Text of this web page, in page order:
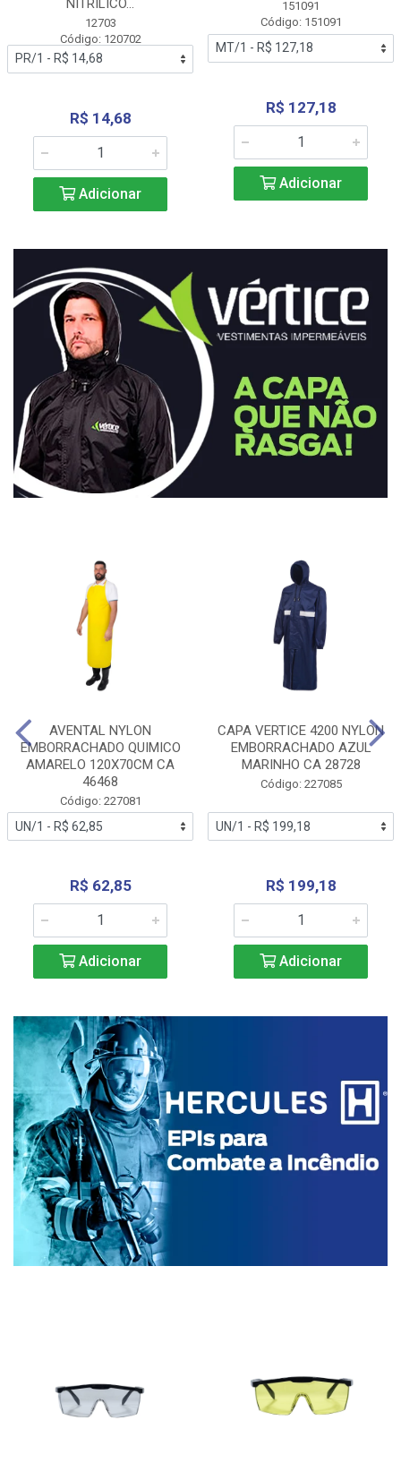
NITRÍLICO...
12703
Código: 120702
R$ 14,68
Adicionar
151091
Código: 151091
R$ 127,18
Adicionar
AVENTAL NYLON
EMBORRACHADO QUIMICO
AMARELO 120X70CM CA
46468
Código: 227081
R$ 62,85
Adicionar
CAPA VERTICE 4200 NYLON
EMBORRACHADO AZUL
MARINHO CA 28728
Código: 227085
R$ 199,18
Adicionar